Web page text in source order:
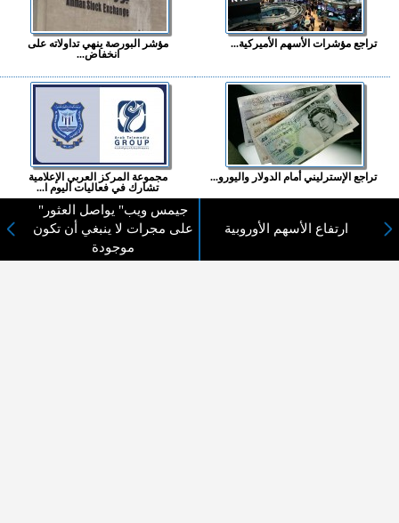
تراجع مؤشرات الأسهم الأميركية...
مؤشر البورصة ينهي تداولاته على
انخفاض...
تراجع الإسترليني أمام الدولار واليورو...
مجموعة المركز العربي الإعلامية
تشارك في فعاليات اليوم ا...
المزيد ...
اختيارات القراء
ارتفاع الأسهم الأوروبية
"جيمس ويب" يواصل العثور
على مجرات لا ينبغي أن تكون
موجودة